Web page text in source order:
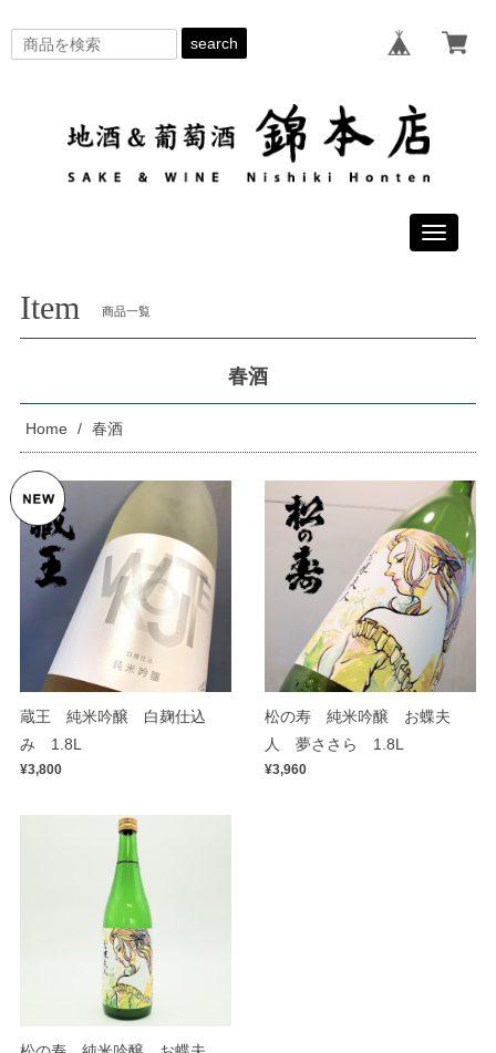
search
Toggle
Item 商品一覧
春酒
Home 春酒
蔵王 純米吟醸 白麹仕込
み 1.8L
¥3,800
松の寿 純米吟醸 お蝶夫
人 夢ささら 1.8L
¥3,960